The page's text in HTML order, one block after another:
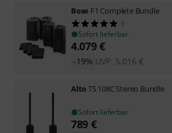
Bose F1 Complete Bundle
1
Sofort lieferbar
4.079€
UVP: 5.016 €
-19%
AltoTS 108C Stereo Bundle
Sofort lieferbar
789 €